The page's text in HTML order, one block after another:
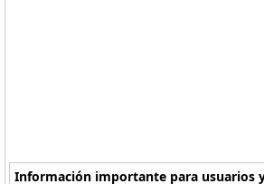
Información importante para usuarios